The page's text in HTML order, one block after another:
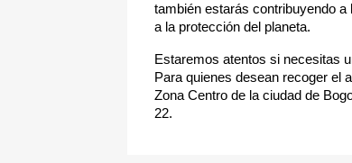
también estarás contribuyendo
a la protección del planeta.
Estaremos atentos si necesitas
Para quienes desean recoger el
Zona Centro de la ciudad de
22.